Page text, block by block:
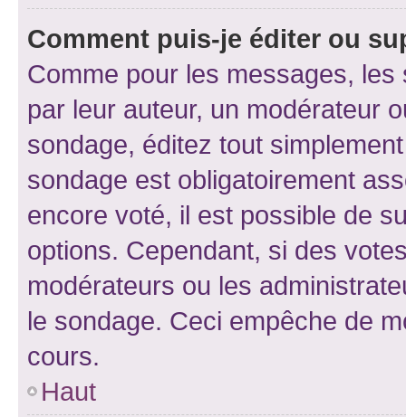
Comment puis-je éditer ou
Comme pour les messages,
par leur auteur, un modérateur
sondage, éditez tout
sondage est obligatoirement
encore voté, il est possible de
options. Cependant, si des
modérateurs ou les
le sondage. Ceci empêche de
cours.
Haut